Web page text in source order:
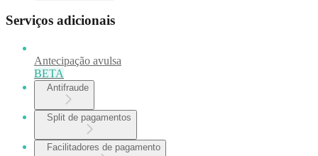
Serviços adicionais
Antecipação avulsa
BETA
Antifraude
Split de pagamentos
Facilitadores de pagamento